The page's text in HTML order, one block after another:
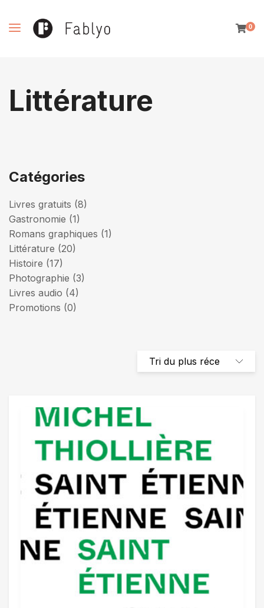
0
Littérature
Catégories
Livres gratuits (8)
Gastronomie (1)
Romans graphiques (1)
Littérature (20)
Histoire (17)
Photographie (3)
Livres audio (4)
Promotions (0)